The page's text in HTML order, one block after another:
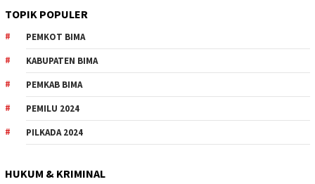
TOPIK POPULER
PEMKOT BIMA
KABUPATEN BIMA
PEMKAB BIMA
PEMILU 2024
PILKADA 2024
HUKUM & KRIMINAL